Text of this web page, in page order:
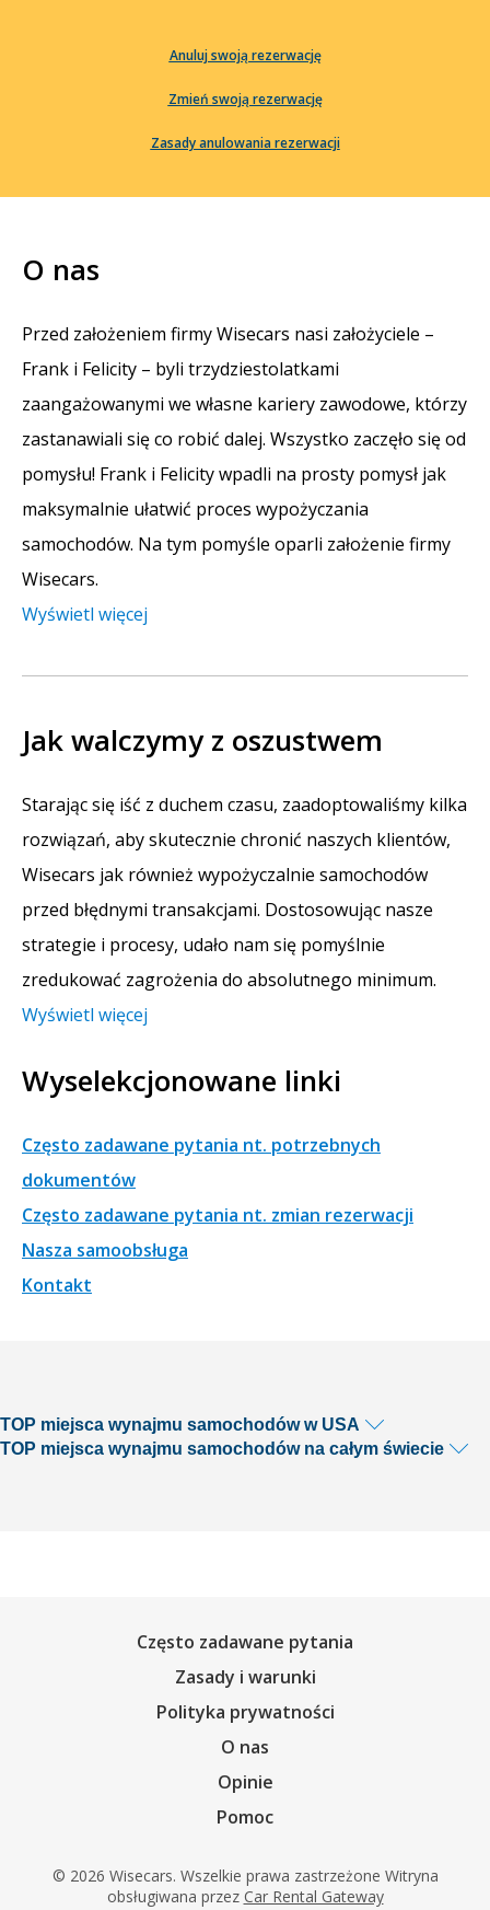
Anuluj swoją rezerwację
Zmień swoją rezerwację
Zasady anulowania rezerwacji
O nas
Przed założeniem firmy Wisecars nasi założyciele –
Frank i Felicity – byli trzydziestolatkami
zaangażowanymi we własne kariery zawodowe, którzy
zastanawiali się co robić dalej. Wszystko zaczęło się od
pomysłu! Frank i Felicity wpadli na prosty pomysł jak
maksymalnie ułatwić proces wypożyczania
samochodów. Na tym pomyśle oparli założenie firmy
Wisecars.
Wyświetl więcej
Jak walczymy z oszustwem
Starając się iść z duchem czasu, zaadoptowaliśmy kilka
rozwiązań, aby skutecznie chronić naszych klientów,
Wisecars jak również wypożyczalnie samochodów
przed błędnymi transakcjami. Dostosowując nasze
strategie i procesy, udało nam się pomyślnie
zredukować zagrożenia do absolutnego minimum.
Wyświetl więcej
Wyselekcjonowane linki
Często zadawane pytania nt. potrzebnych
dokumentów
Często zadawane pytania nt. zmian rezerwacji
Nasza samoobsługa
Kontakt
TOP miejsca wynajmu samochodów w USA
TOP miejsca wynajmu samochodów na całym świecie
Często zadawane pytania
Zasady i warunki
Polityka prywatności
O nas
Opinie
Pomoc
© 2026 Wisecars. Wszelkie prawa zastrzeżone Witryna
obsługiwana przez Car Rental Gateway